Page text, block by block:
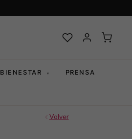
BIENESTAR ▾ PRENSA
Volver